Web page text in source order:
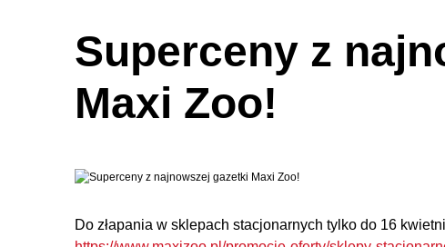
Superceny z
Maxi Zoo!
Do złapania w sklepach stacjonarnych tylko do 16